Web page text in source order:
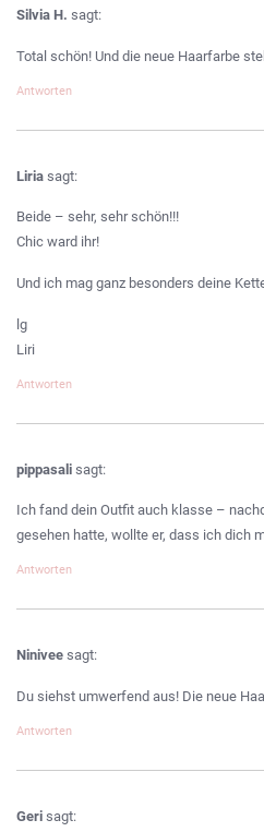
Silvia H. sagt:
Total schön! Und die neue Haarfarbe
Antworten
Liria sagt:
Beide – sehr, sehr schön!!!
Chic ward ihr!
Und ich mag ganz besonders deine
lg
Liri
Antworten
pippasali sagt:
Ich fand dein Outfit auch klasse –
gesehen hatte, wollte er, dass ich dich
Antworten
Ninivee sagt:
Du siehst umwerfend aus! Die neue
Antworten
Geri sagt: